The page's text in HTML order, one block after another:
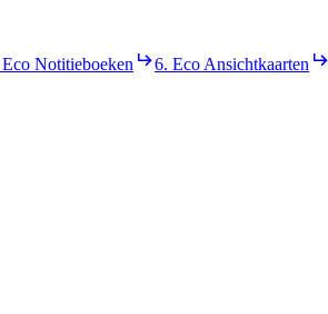
Eco Notitieboeken 6. Eco Ansichtkaarten